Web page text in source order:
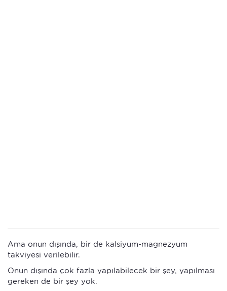
Ama onun dışında, bir de kalsiyum-magnezyum
takviyesi verilebilir.
Onun dışında çok fazla yapılabilecek bir şey, yapılması
gereken de bir şey yok.